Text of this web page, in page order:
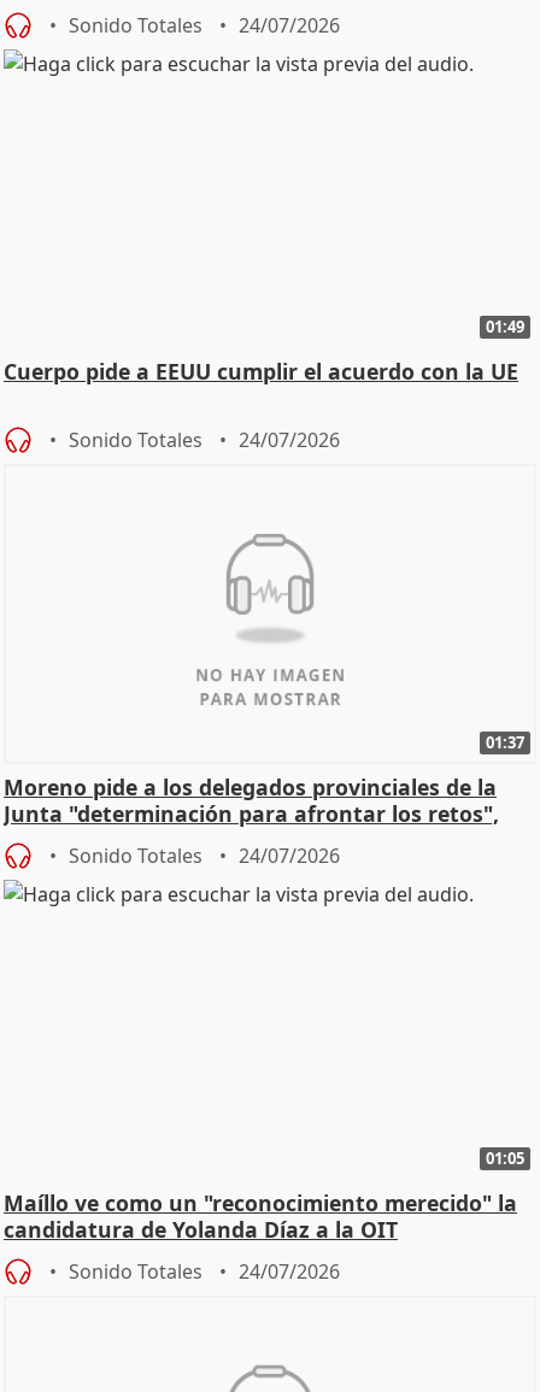
Sonido Totales 24/07/2026
01:49
Cuerpo pide a EEUU cumplir el acuerdo con la UE
Sonido Totales 24/07/2026
01:37
Moreno pide a los delegados provinciales de la
Junta "determinación para afrontar los retos",
diálog
Sonido Totales 24/07/2026
01:05
Maíllo ve como un "reconocimiento merecido" la
candidatura de Yolanda Díaz a la OIT
Sonido Totales 24/07/2026